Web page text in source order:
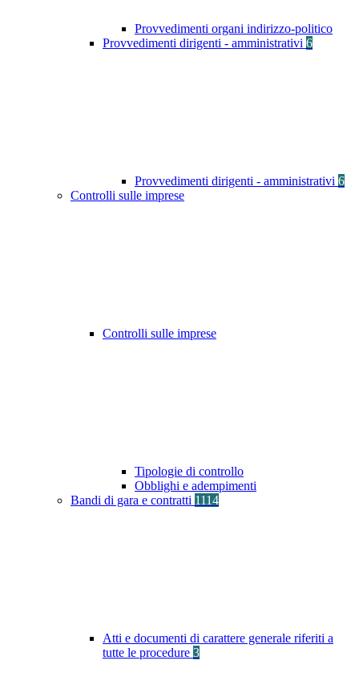
Provvedimenti organi indirizzo-politico
Provvedimenti dirigenti - amministrativi 6
Provvedimenti dirigenti - amministrativi 6
Controlli sulle imprese
Controlli sulle imprese
Tipologie di controllo
Obblighi e adempimenti
Bandi di gara e contratti 1114
Atti e documenti di carattere generale riferiti a
tutte le procedure 3